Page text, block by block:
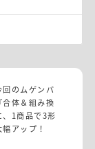
のムゲンバ
体＆組み換
、1商品で3形
アップ！